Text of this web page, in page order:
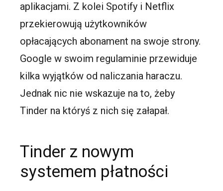
aplikacjami. Z kolei Spotify i Netflix
przekierowują użytkowników
opłacających abonament na swoje strony.
Google w swoim regulaminie przewiduje
kilka wyjątków od naliczania haraczu.
Jednak nic nie wskazuje na to, żeby
Tinder na któryś z nich się załapał.
Tinder z nowym
systemem płatności